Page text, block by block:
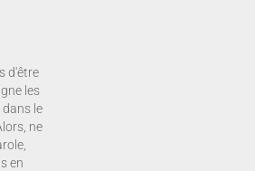
d'être
les
dans le
ne
en